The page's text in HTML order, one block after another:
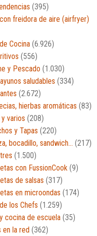
(395)
freidora de aire (airfryer)
Cocina (6.926)
(556)
y Pescado (1.030)
saludables (334)
(2.672)
hierbas aromáticas (83)
y varios (208)
y Tapas (220)
bocadillo, sandwich… (217)
(1.500)
con FussionCook (9)
de salsas (317)
en microondas (174)
los Chefs (1.259)
cocina de escuela (35)
en la red (362)